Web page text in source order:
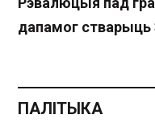
дапамог
ПАЛІТЫКА